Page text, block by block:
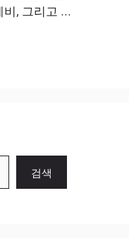
비, 그리고 …
검색